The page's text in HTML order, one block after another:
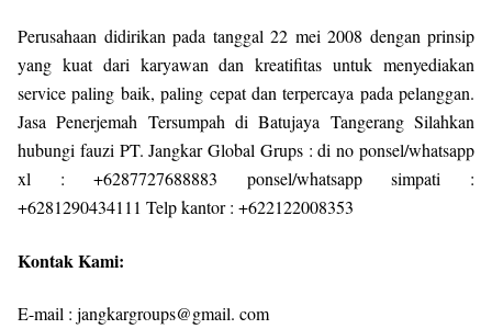
Perusahaan didirikan pada tanggal 22 mei 2008 dengan prinsip
yang kuat dari karyawan dan kreatifitas untuk menyediakan
service paling baik, paling cepat dan terpercaya pada pelanggan.
Jasa Penerjemah Tersumpah di Batujaya Tangerang Silahkan
hubungi fauzi PT. Jangkar Global Grups : di no ponsel/whatsapp
xl : +6287727688883 ponsel/whatsapp simpati :
+6281290434111 Telp kantor : +622122008353
Kontak Kami:
E-mail : jangkargroups@gmail. com